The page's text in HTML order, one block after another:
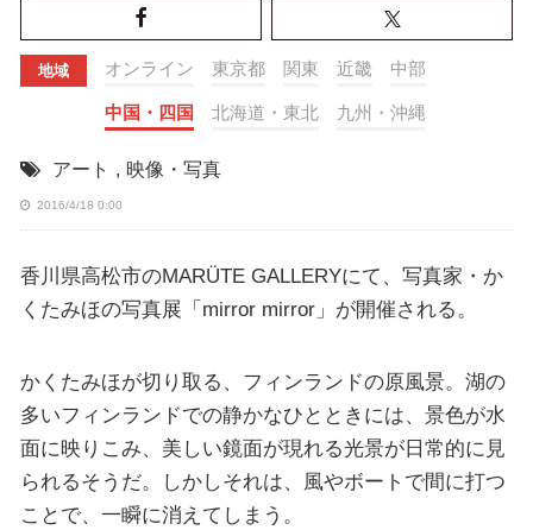
地域 オンライン 東京都 関東 近畿 中部
中国・四国 北海道・東北 九州・沖縄
アート , 映像・写真
2016/4/18 0:00
香川県高松市のMARÜTE GALLERYにて、写真家・か
くたみほの写真展「mirror mirror」が開催される。
かくたみほが切り取る、フィンランドの原風景。湖の
多いフィンランドでの静かなひとときには、景色が水
面に映りこみ、美しい鏡面が現れる光景が日常的に見
られるそうだ。しかしそれは、風やボートで間に打つ
ことで、一瞬に消えてしまう。